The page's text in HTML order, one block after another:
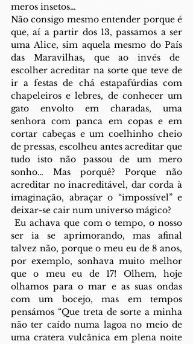
meros insetos…
Não consigo mesmo entender porque é
que, aí a partir dos 13, passamos a ser
uma Alice, sim aquela mesmo do País
das Maravilhas, que ao invés de
escolher acreditar na sorte que teve de
ir a festas de chá estapafúrdias com
chapeleiros e lebres, de conhecer um
gato envolto em charadas, uma
senhora com panca em copas e em
cortar cabeças e um coelhinho cheio
de pressas, escolheu antes acreditar que
tudo isto não passou de um mero
sonho… Mas porquê? Porque não
acreditar no inacreditável, dar corda à
imaginação, abraçar o “impossível” e
deixar-se cair num universo mágico?
Eu achava que com o tempo, o nosso
ser ia se aprimorando, mas afinal
talvez não, porque o meu eu de 8 anos,
por exemplo, sonhava muito melhor
que o meu eu de 17! Olhem, hoje
olhamos para o mar e as suas ondas
com um bocejo, mas em tempos
pensámos “Que treta de sorte a minha
não ter caído numa lagoa no meio de
uma cratera vulcânica em plena noite